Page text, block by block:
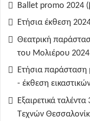
Ballet promo 2024
Ετήσια έκθεση
Θεατρική
του Μολιέρου 2024
Ετήσια παράσταση
- έκθεση
Εξαιρετικά
Τεχνών